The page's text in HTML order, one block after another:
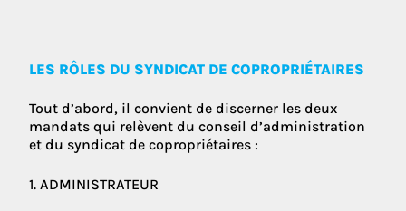
LES RÔLES DU SYNDICAT DE COPROPRIÉTAIRES
Tout d’abord, il convient de discerner les deux
mandats qui relèvent du conseil d’administration
et du syndicat de copropriétaires :
1. ADMINISTRATEUR